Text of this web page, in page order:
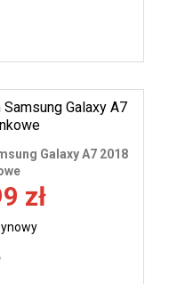
Galaxy A7 2018
zł